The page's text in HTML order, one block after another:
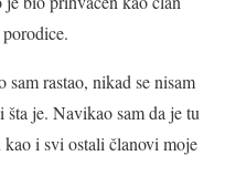
porodice.
sam rastao, nikad se nisam
je. Navikao sam da je tu
kao i svi ostali članovi moje